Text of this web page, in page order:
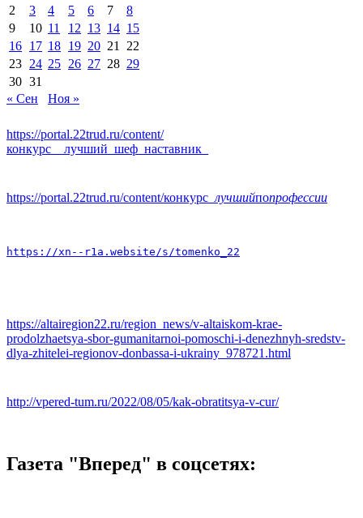
2
3 4 5 6 7
8
9
10 11 12 13 14 15
16 17 18 19 20 21
22
23 24 25 26 27 28 29
30 31
« Сен
Ноя »
https://portal.22trud.ru/content/
конкурс__лучший_шеф_наставник_
https://portal.22trud.ru/content/конкурс _лучшийпопрофессии
https://xn--r1a.website/s/tomenko_22
https://altairegion22.ru/region_news/v-altaiskom-krae-
prodolzhaetsya-sbor-gumanitarnoi-pomoschi-i-denezhnyh-sredstv-
dlya-zhitelei-regionov-donbassa-i-ukrainy_978721.html
http://vpered-tum.ru/2022/08/05/kak-obratitsya-v-cur/
Газета "Вперед" в соцсетях: